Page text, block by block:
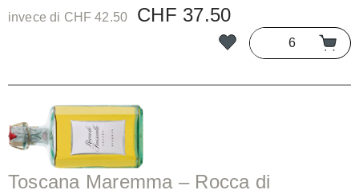
invece di CHF 42.50 CHF 37.50
Toscana Maremma – Rocca di